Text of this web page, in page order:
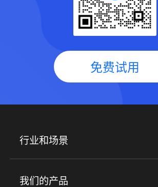
免费试用
行业和场景
行业解决方案
我们的产品